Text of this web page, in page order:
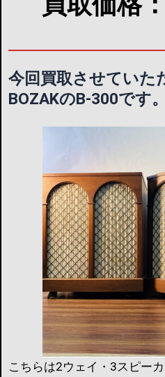
今回買取させていた
BOZAKのB-300です。
こちらは2ウェイ・3スピー